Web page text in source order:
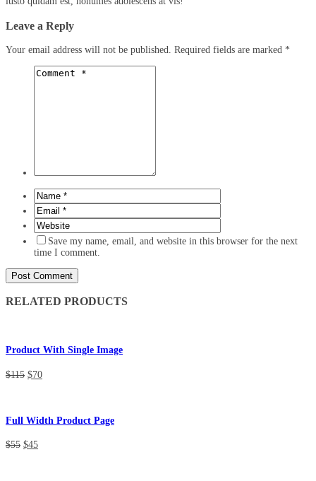
Leave a Reply
Your email address will not be published. Required fields are marked *
Save my name, email, and website in this browser for the next
time I comment.
RELATED PRODUCTS
Product With Single Image
$115 $70
Full Width Product Page
$55 $45